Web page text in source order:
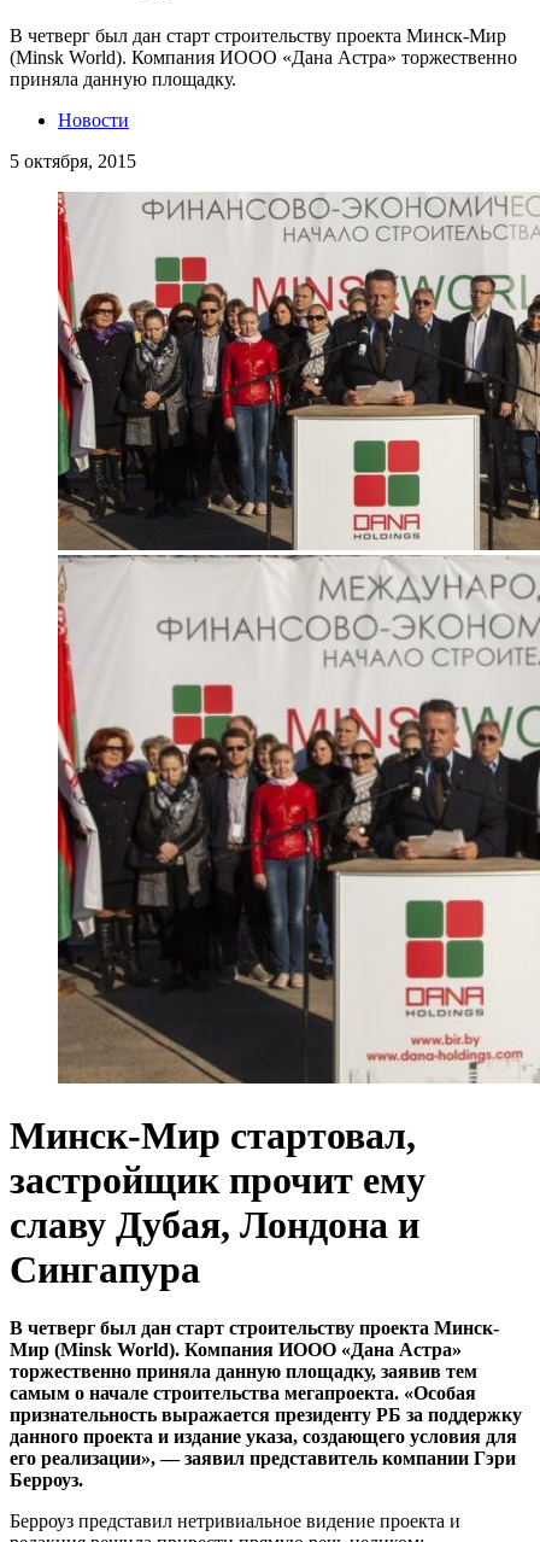
В четверг был дан старт строительству проекта Минск-Мир
(Minsk World). Компания ИООО «Дана Астра» торжественно
приняла данную площадку.
Новости
5 октября, 2015
Минск-Мир стартовал,
застройщик прочит ему
славу Дубая, Лондона и
Сингапура
В четверг был дан старт строительству проекта Минск-
Мир (Minsk World). Компания ИООО «Дана Астра»
торжественно приняла данную площадку, заявив тем
самым о начале строительства мегапроекта. «Особая
признательность выражается президенту РБ за поддержку
данного проекта и издание указа, создающего условия для
его реализации», — заявил представитель компании Гэри
Берроуз.
Берроуз представил нетривиальное видение проекта и